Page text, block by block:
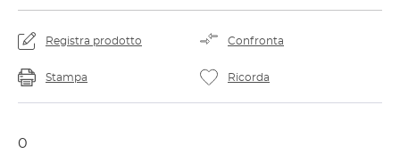
Registra prodotto Confronta
Stampa Ricorda
0